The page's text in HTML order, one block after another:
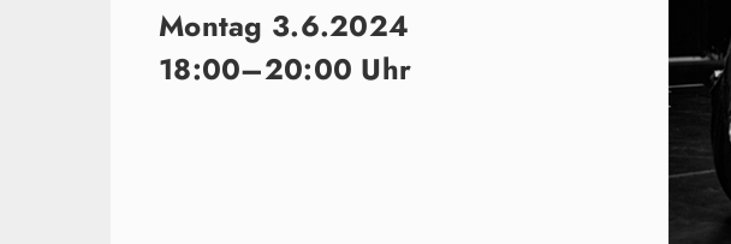
Montag 3.6.2024
18:00–20:00 Uhr